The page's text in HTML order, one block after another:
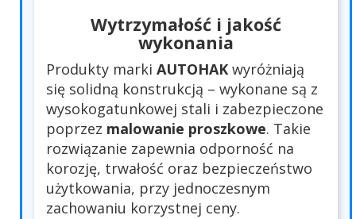
Wytrzymałość i jakość
wykonania
Produkty marki AUTOHAK wyróżniają
się solidną konstrukcją – wykonane są z
wysokogatunkowej stali i zabezpieczone
poprzez malowanie proszkowe. Takie
rozwiązanie zapewnia odporność na
korozję, trwałość oraz bezpieczeństwo
użytkowania, przy jednoczesnym
zachowaniu korzystnej ceny.